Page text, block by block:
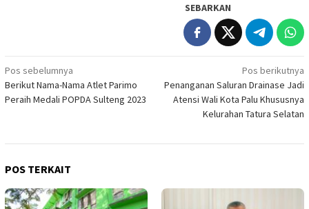
SEBARKAN
Navigasi
pos
Pos sebelumnya
Berikut Nama-Nama Atlet Parimo
Peraih Medali POPDA Sulteng 2023
Pos berikutnya
Penanganan Saluran Drainase Jadi
Atensi Wali Kota Palu Khususnya
Kelurahan Tatura Selatan
POS TERKAIT